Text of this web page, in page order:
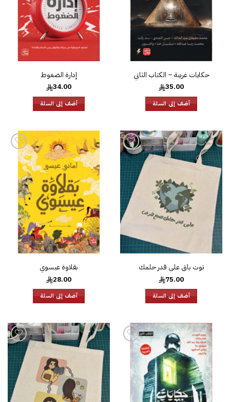
حكايات غريبة – الكتاب الثاني
35.00
أضف إلى السلة
إدارة الضغوط
34.00
أضف إلى السلة
إضافة
إلى
قائمة
الرغبات
توت باق على قدر حلمك
75.00
أضف إلى السلة
إضافة
إلى
قائمة
الرغبات
بقلاوة عيسوي
28.00
أضف إلى السلة
إضافة
قائمة
الرغبات
إضافة
إلى
قائمة
الرغبات